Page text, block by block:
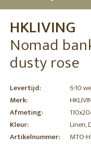
HKLIVING
Nomad
dusty rose
Levertijd:
6-10
Merk:
Afmeting:
Kleur:
Linen,
Artikelnummer:
MTO-